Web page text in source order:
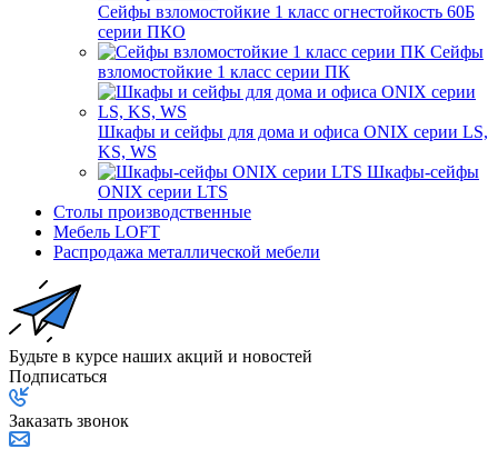
Сейфы взломостойкие 1 класс огнестойкость 60Б
серии ПКО
Сейфы
взломостойкие 1 класс серии ПК
Шкафы и сейфы для дома и офиса ONIX серии LS,
KS, WS
Шкафы-сейфы
ONIX серии LTS
Столы производственные
Мебель LOFT
Распродажа металлической мебели
Будьте в курсе наших акций и новостей
Подписаться
Заказать звонок